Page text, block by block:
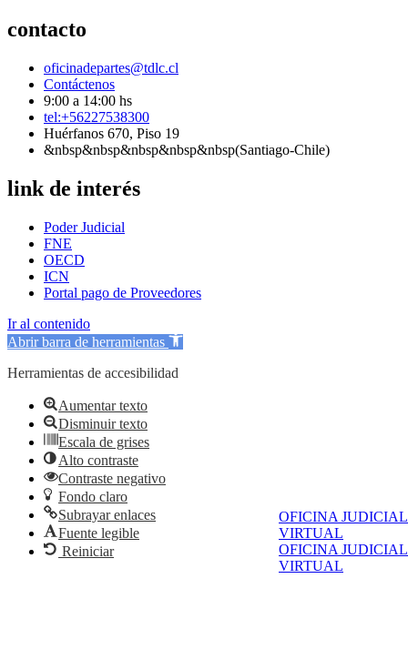
OFICINA JUDICIAL
VIRTUAL
OFICINA JUDICIAL
VIRTUAL
contacto
oficinadepartes@tdlc.cl
Contáctenos
9:00 a 14:00 hs
tel:+56227538300
Huérfanos 670, Piso 19
&nbsp&nbsp&nbsp&nbsp&nbsp(Santiago-Chile)
link de interés
Poder Judicial
FNE
OECD
ICN
Portal pago de Proveedores
Ir al contenido
Abrir barra de herramientas
Herramientas de accesibilidad
Aumentar texto
Disminuir texto
Escala de grises
Alto contraste
Contraste negativo
Fondo claro
Subrayar enlaces
Fuente legible
Reiniciar